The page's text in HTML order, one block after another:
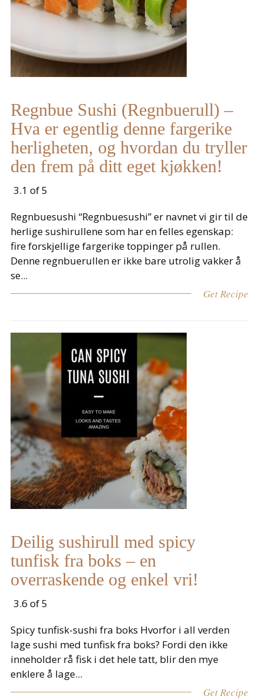
Regnbue Sushi (Regnbuerull) –
Hva er egentlig denne fargerike
herligheten, og hvordan du tryller
den frem på ditt eget kjøkken!
3.1 of 5
Regnbuesushi “Regnbuesushi” er navnet vi gir til de
herlige sushirullene som har en felles egenskap:
fire forskjellige fargerike toppinger på rullen.
Denne regnbuerullen er ikke bare utrolig vakker å
se...
Get Recipe
Deilig sushirull med spicy
tunfisk fra boks – en
overraskende og enkel vri!
3.6 of 5
Spicy tunfisk-sushi fra boks Hvorfor i all verden
lage sushi med tunfisk fra boks? Fordi den ikke
inneholder rå fisk i det hele tatt, blir den mye
enklere å lage...
Get Recipe